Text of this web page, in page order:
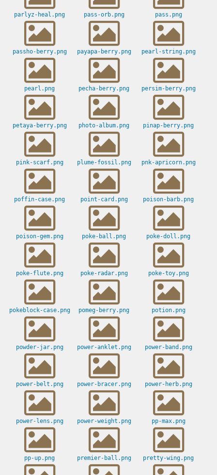
parlyz-heal.png pass-orb.png pass.png
passho-berry.png payapa-berry.png pearl-string.png
pearl.png pecha-berry.png persim-berry.png
petaya-berry.png photo-album.png pinap-berry.png
pink-scarf.png plume-fossil.png pnk-apricorn.png
poffin-case.png point-card.png poison-barb.png
poison-gem.png poke-ball.png poke-doll.png
poke-flute.png poke-radar.png poke-toy.png
pokeblock-case.png pomeg-berry.png potion.png
powder-jar.png power-anklet.png power-band.png
power-belt.png power-bracer.png power-herb.png
power-lens.png power-weight.png pp-max.png
pp-up.png premier-ball.png pretty-wing.png